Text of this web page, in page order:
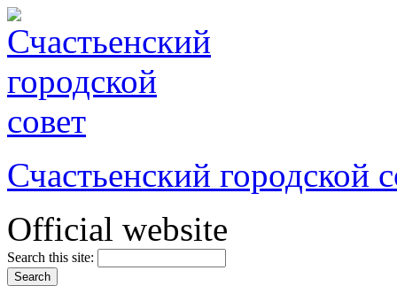
Счастьенский городской
Official website
Search this site: